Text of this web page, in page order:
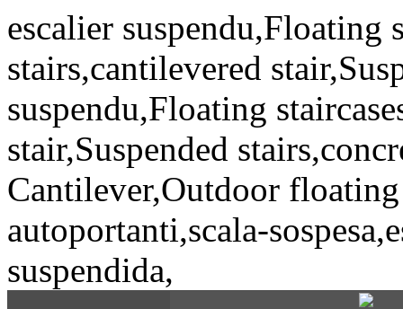
escalier suspendu,Floating
stairs,cantilevered
suspendu,Floating
stair,Suspended
Cantilever,Outdoor
autoportanti,scala-
suspendida,